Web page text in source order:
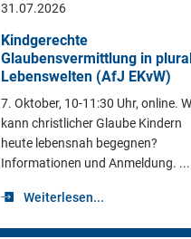
31.07.2026
Kindgerechte
Glaubensvermittlung in
Lebenswelten (AfJ EKvW)
7. Oktober, 10-11:30 Uhr, online.
kann christlicher Glaube Kindern
heute lebensnah begegnen?
Informationen und Anmeldung. ...
Weiterlesen...